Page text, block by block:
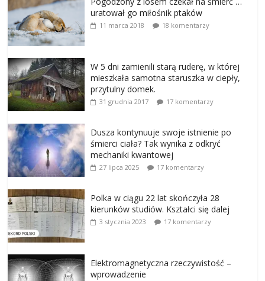
uratował go miłośnik ptaków
11 marca 2018 18 komentarzy
W 5 dni zamienili starą ruderę, w której
mieszkała samotna staruszka w ciepły,
przytulny domek.
31 grudnia 2017 17 komentarzy
Dusza kontynuuje swoje istnienie po
śmierci ciała? Tak wynika z odkryć
mechaniki kwantowej
27 lipca 2025 17 komentarzy
Polka w ciągu 22 lat skończyła 28
kierunków studiów. Kształci się dalej
3 stycznia 2023 17 komentarzy
Elektromagnetyczna rzeczywistość –
wprowadzenie